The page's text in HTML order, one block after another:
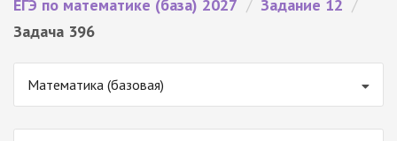
ЕГЭ по математике (база) 2027 / Задание 12 /
Задача 396
Математика (базовая)